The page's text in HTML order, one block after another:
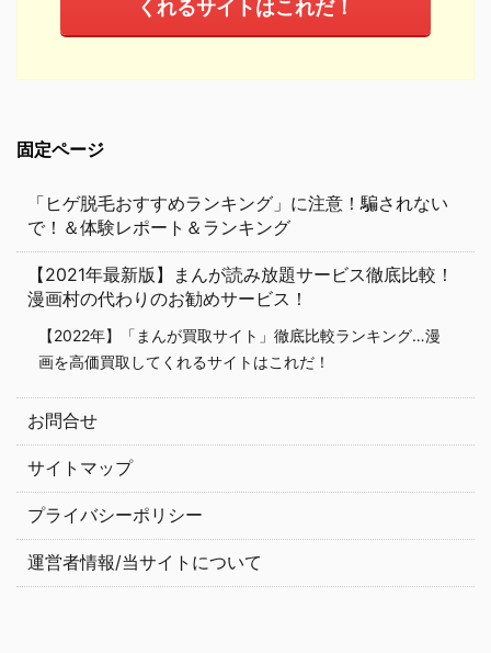
くれるサイトはこれだ！
固定ページ
「ヒゲ脱毛おすすめランキング」に注意！騙されない
で！＆体験レポート＆ランキング
【2021年最新版】まんが読み放題サービス徹底比較！
漫画村の代わりのお勧めサービス！
【2022年】「まんが買取サイト」徹底比較ランキング…漫
画を高価買取してくれるサイトはこれだ！
お問合せ
サイトマップ
プライバシーポリシー
運営者情報/当サイトについて